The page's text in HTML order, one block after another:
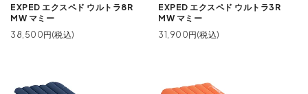
EXPED エクスペド ウルトラ8R
MW マミー
38,500円(税込)
EXPED エクスペド ウルトラ3R
MW マミー
31,900円(税込)